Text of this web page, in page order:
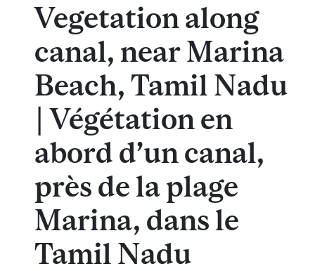
Vegetation along
canal, near Marina
Beach, Tamil Nadu
| Végétation en
abord d’un canal,
près de la plage
Marina, dans le
Tamil Nadu